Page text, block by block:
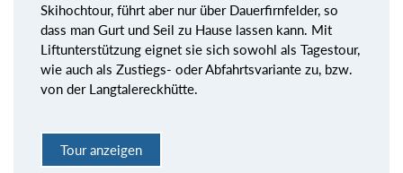
Skihochtour, führt aber nur über Dauerfirnfelder, so
dass man Gurt und Seil zu Hause lassen kann. Mit
Liftunterstützung eignet sie sich sowohl als Tagestour,
wie auch als Zustiegs- oder Abfahrtsvariante zu, bzw.
von der Langtalereckhütte.
Tour anzeigen